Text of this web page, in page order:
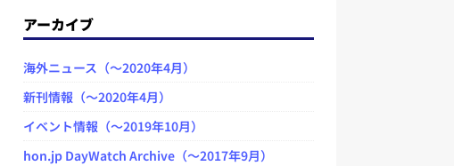
アーカイブ
海外ニュース（～2020年4月）
新刊情報（～2020年4月）
イベント情報（～2019年10月）
hon.jp DayWatch Archive（～2017年9月）